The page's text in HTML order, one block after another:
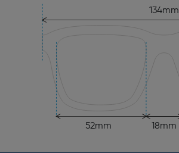
134mm
18mm
52mm